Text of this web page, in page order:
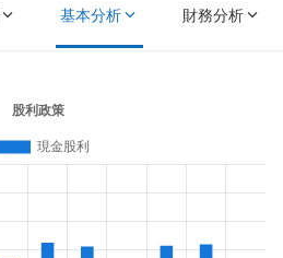
基本分析 財務分析